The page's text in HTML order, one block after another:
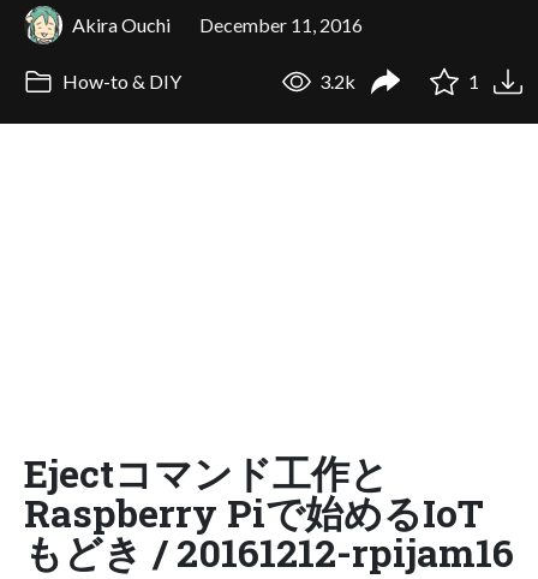
Akira Ouchi December 11, 2016
How-to & DIY 3.2k 1
Ejectコマンド工作と
Raspberry Piで始めるIoT
もどき / 20161212-rpijam16